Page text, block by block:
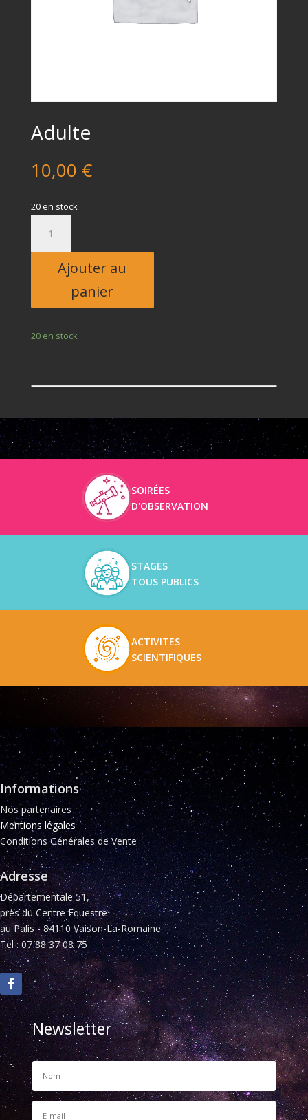
Adulte
10,00 €
20 en stock
Adulte
Ajouter au
panier
20 en stock
SOIRÉES
D'OBSERVATION
STAGES
TOUS PUBLICS
ACTIVITES
SCIENTIFIQUES
Informations
Nos partenaires
Mentions légales
Conditions Générales de Vente
Adresse
Départementale 51,
près du Centre Equestre
au Palis - 84110 Vaison-La-Romaine
Tel : 07 88 37 08 75
Newsletter